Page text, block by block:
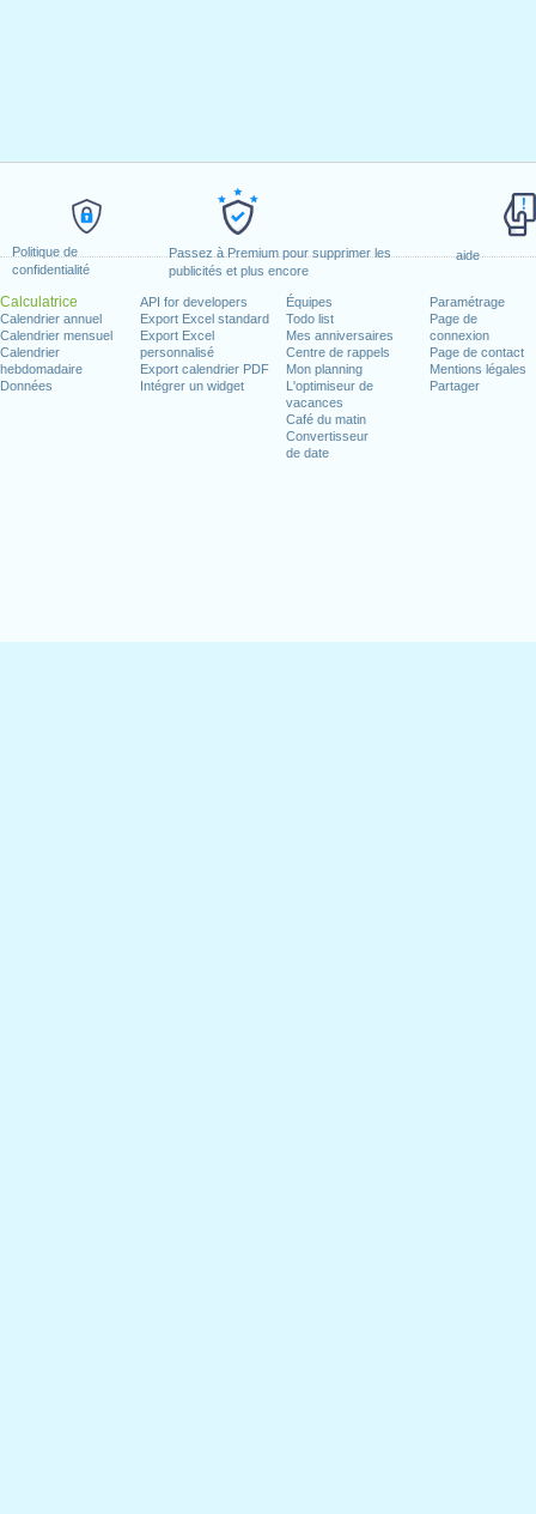
Politique de
confidentialité
Passez à Premium pour supprimer les
publicités et plus encore
aide
Calculatrice
Calendrier annuel
Calendrier mensuel
Calendrier
hebdomadaire
Données
API for developers
Export Excel standard
Export Excel
personnalisé
Export calendrier PDF
Intégrer un widget
Équipes
Todo list
Mes anniversaires
Centre de rappels
Mon planning
L'optimiseur de
vacances
Café du matin
Convertisseur
de date
Paramétrage
Page de
connexion
Page de contact
Mentions légales
Partager